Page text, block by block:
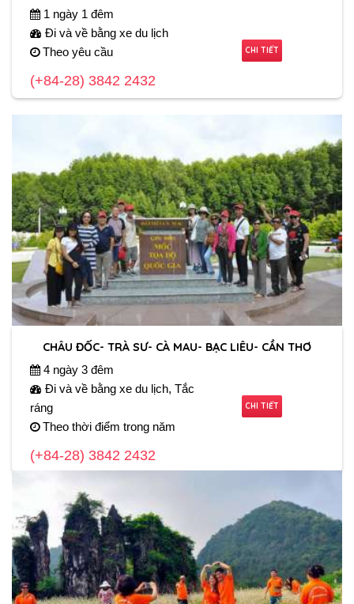
1 ngày 1 đêm
Đi và về bằng xe du lịch
Theo yêu cầu
(+84-28) 3842 2432
CHI TIẾT
CHÂU ĐỐC- TRÀ SƯ- CÀ MAU- BẠC LIÊU- CẦN THƠ
4 ngày 3 đêm
Đi và về bằng xe du lịch, Tắc
ráng
Theo thời điểm trong năm
(+84-28) 3842 2432
CHI TIẾT